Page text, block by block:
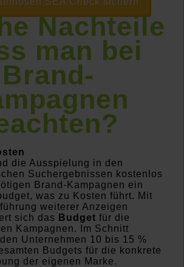
Nachteile
man bei
Brand-
die Ausspielung in den
Suchergebnissen kostenlos
Brand-Kampagnen ein
was zu Kosten führt. Mit
weiterer Anzeigen
sich das Budget für die
Kampagnen. Im Schnitt
Unternehmen 10 bis 15 %
Budgets für die konkrete
der eigenen Marke.